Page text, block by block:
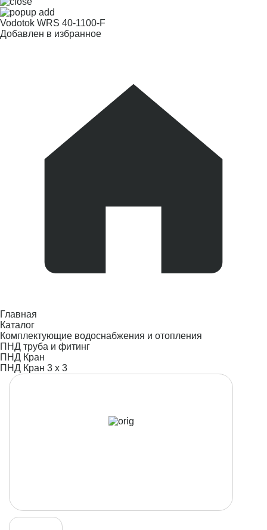
Vodotok WRS 40-1100-F
Добавлен в избранное
Главная
Каталог
Комплектующие водоснабжения и отопления
ПНД труба и фитинг
ПНД Кран
ПНД Кран 3 х 3